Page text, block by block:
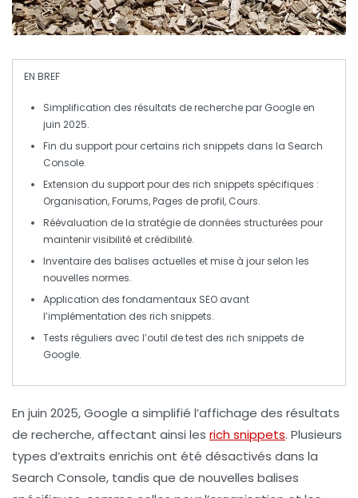
EN BREF
Simplification des résultats de recherche par Google en
juin 2025.
Fin du support pour certains rich snippets dans la Search
Console.
Extension du support pour des rich snippets spécifiques :
Organisation,Forums,Pages de profil, Cours.
Réévaluation de la stratégie de données structurées pour
maintenirvisibilité et crédibilité.
Inventaire des balises actuelles et mise à jour selon les
nouvelles normes.
Application des fondamentaux SEO avant
l’implémentation des rich snippets.
Tests réguliers avec l’outil de test des rich snippets de
Google.
En juin 2025, Google a simplifié l’affichage des résultats
de recherche, affectant ainsi les rich snippets. Plusieurs
types d’extraits enrichis ont été désactivés dans la
Search Console, tandis que de nouvelles balises